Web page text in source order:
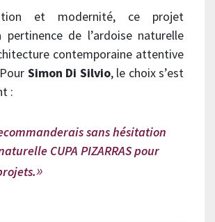
et modernité, ce projet
de l’ardoise naturelle
contemporaine attentive
Simon Di Silvio, le choix s’est
:
sans hésitation
CUPA PIZARRAS pour